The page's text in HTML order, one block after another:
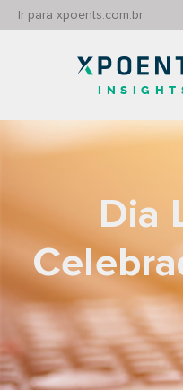
Ir para xpoents.com.br
Dia